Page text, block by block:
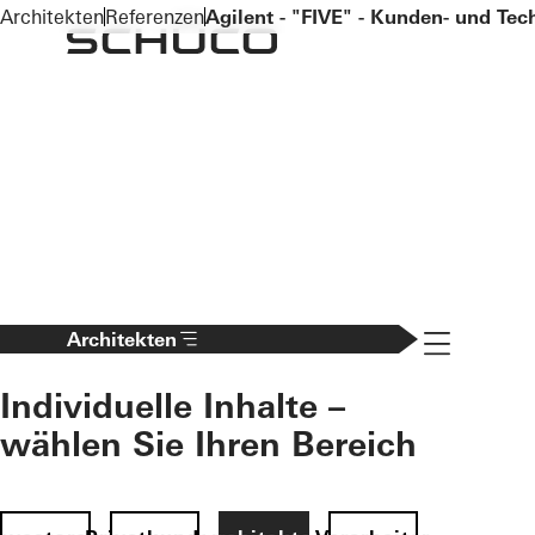
To the main content
Architekten
Individuelle Inhalte –
wählen Sie Ihren Bereich
Navigation
ArchitektenReferenzenAgilent - "FIVE" - Kunden- und